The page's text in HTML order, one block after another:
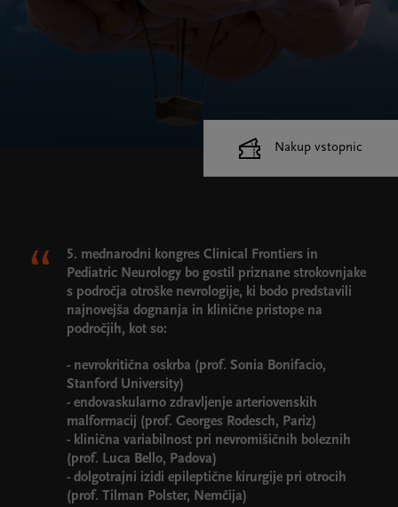
5. mednarodni kongres Clinical Frontiers in
Pediatric Neurology bo gostil priznane strokovnjake
s področja otroške nevrologije, ki bodo predstavili
najnovejša dognanja in klinične pristope na
področjih, kot so:
- nevrokritična oskrba (prof. Sonia Bonifacio,
Stanford University)
- endovaskularno zdravljenje arteriovenskih
malformacij (prof. Georges Rodesch, Pariz)
- klinična variabilnost pri nevromišičnih boleznih
(prof. Luca Bello, Padova)
- dolgotrajni izidi epileptične kirurgije pri otrocih
(prof. Tilman Polster, Nemčija)
Nakup vstopnic